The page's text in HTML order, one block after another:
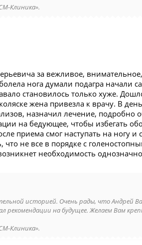
Клиника».
за вежливое,
нога думали подагра начали
становилось только хуже.
жена привезла к врачу. В
назначил лечение,
на бедующее, чтобы избегать
приема смог наступать на ногу и
не все в порядке с
необходимость
историей. Очень рады, что Андрей
рекомендации на будущее. Желаем Вам
Клиника».